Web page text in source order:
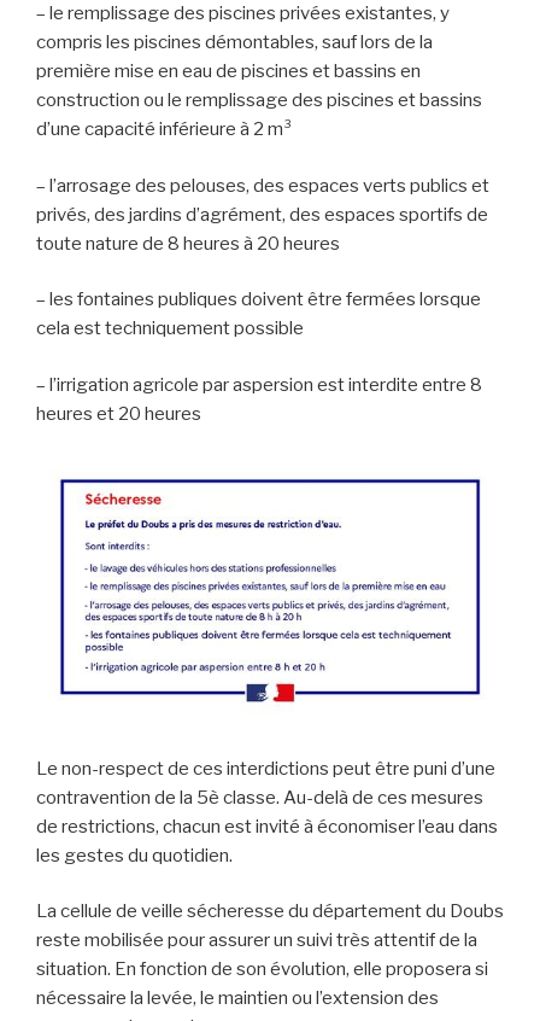
– le remplissage des piscines privées existantes, y
compris les piscines démontables, sauf lors de la
première mise en eau de piscines et bassins en
construction ou le remplissage des piscines et bassins
d’une capacité inférieure à 2 m³
– l’arrosage des pelouses, des espaces verts publics et
privés, des jardins d’agrément, des espaces sportifs de
toute nature de 8 heures à 20 heures
– les fontaines publiques doivent être fermées lorsque
cela est techniquement possible
– l’irrigation agricole par aspersion est interdite entre 8
heures et 20 heures
Le non-respect de ces interdictions peut être puni d’une
contravention de la 5è classe. Au-delà de ces mesures
de restrictions, chacun est invité à économiser l’eau dans
les gestes du quotidien.
La cellule de veille sécheresse du département du Doubs
reste mobilisée pour assurer un suivi très attentif de la
situation. En fonction de son évolution, elle proposera si
nécessaire la levée, le maintien ou l’extension des